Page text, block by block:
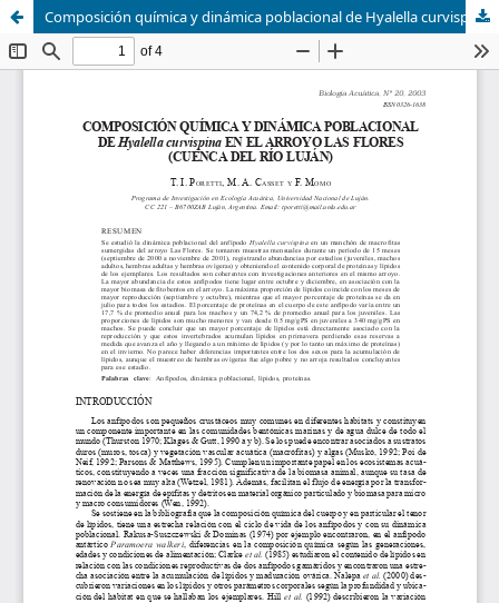
Composición química y dinámica poblacional de Hyalella curvispina en el arroyo Las Flores (cuenca del río Luján)